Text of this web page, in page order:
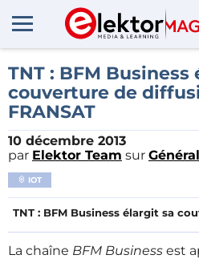
TNT : BFM Business
couverture de
FRANSAT
10 décembre 2013
par Elektor Team sur Général
IOT
TNT : BFM Business élargit sa
La chaîne BFM Business est